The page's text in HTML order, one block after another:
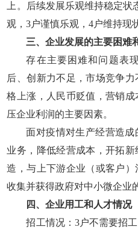
上。后续发展乐观维持稳定
观，3户谨慎乐观，4户维持现
三、企业发展的主要困难
存在主要困难和问题表
后、创新力不足，市场竞争
格上涨，人民币贬值，营销
压企业利润的主要因素。
面对疫情对生产经营造
业务，降低经营成本，开拓
造，与上下游企业（或客户）
收集并获得政府对中小微企业
四、企业用工和人才情况
招工情况：3户不需要招